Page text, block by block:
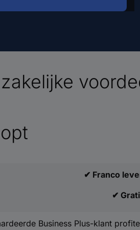
✔ Franco
✔
Business Plus-klant